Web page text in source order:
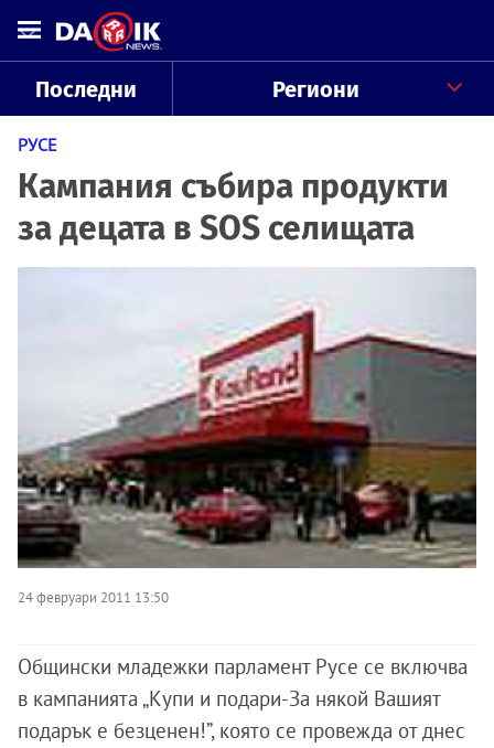
Последни Региони
РУСЕ
Кампания събира продукти
за децата в SOS селищата
24 февруари 2011 13:50
Общински младежки парламент Русе се включва
в кампанията „Купи и подари-За някой Вашият
подарък е безценен!”, която се провежда от днес